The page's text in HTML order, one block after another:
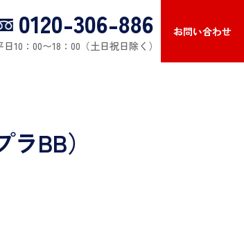
0120-306-886
日10：00〜18：00（土日祝日除く）
お問い合わせ
BB）